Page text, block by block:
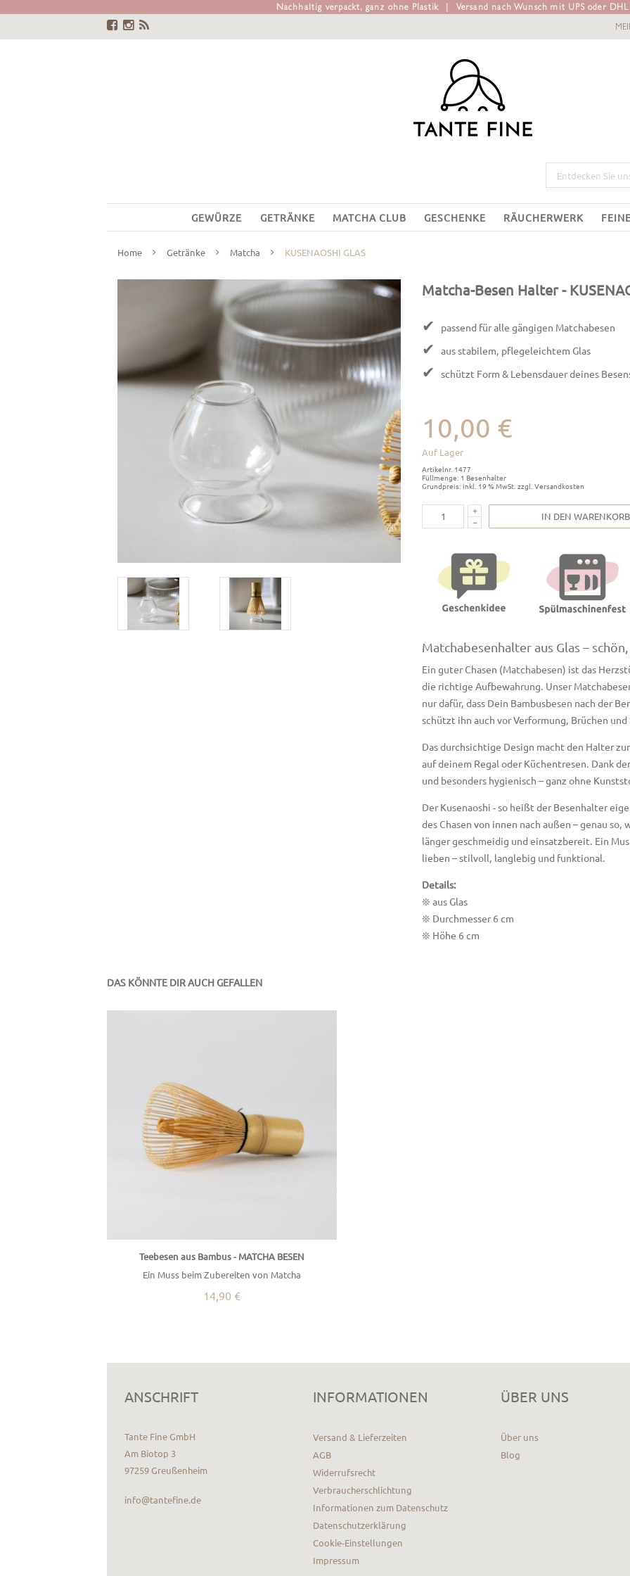
Nachhaltig verpackt, ganz ohne Plastik
Versand nach Wunsch mit UPS oder
GEWÜRZE GETRÄNKE MATCHA CLUB GESCHENKE RÄUCHERWERK
Home Getränke Matcha KUSENAOSHI GLAS
Matcha-Besen Halter-
✔ passend für alle gängigen Matchabesen
✔ aus stabilem, pflegeleichtem Glas
✔ schützt Form & Lebensdauer deines
10,00 €
Auf Lager
Artikelnr. 1477
Füllmenge: 1 Besenhalter
Grundpreis: inkl. 19 % MwSt. zzgl. Versandkosten
IN DEN WARENKORB
Matchabesenhalter aus Glas –
Ein guter Chasen (Matchabesen) ist das
die richtige Aufbewahrung. Unser
nur dafür, dass Dein Bambusbesen nach der
schützt ihn auch vor Verformung, Brüchen
Das durchsichtige Design macht den Halter
auf deinem Regal oder Küchentresen. Dank
und besonders hygienisch – ganz ohne
Der Kusenaoshi - so heißt der Besenhalter
des Chasen von innen nach außen – genau
länger geschmeidig und einsatzbereit. Ein
lieben – stilvoll, langlebig und funktional.
Details:
❊ aus Glas
❊ Durchmesser 6 cm
❊ Höhe 6 cm
DAS KÖNNTE DIR AUCH GEFALLEN
Teebesen aus Bambus - MATCHA BESEN
Ein Muss beim Zubereiten von Matcha
14,90 €
ANSCHRIFT
Tante Fine GmbH
Am Biotop 3
97259 Greußenheim
info@tantefine.de
INFORMATIONEN
Versand & Lieferzeiten
AGB
Widerrufsrecht
Verbraucherschlichtung
Informationen zum Datenschutz
Datenschutzerklärung
Cookie-Einstellungen
Impressum
ÜBER UNS
Über uns
Blog